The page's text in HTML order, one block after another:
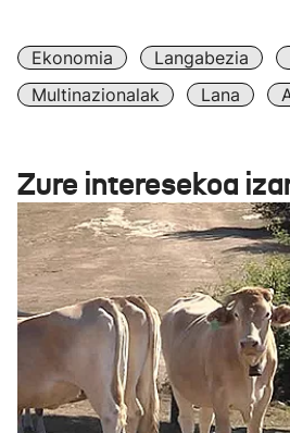
Ekonomia Langabezia
Multinazionalak
Lana
Zure interesekoa